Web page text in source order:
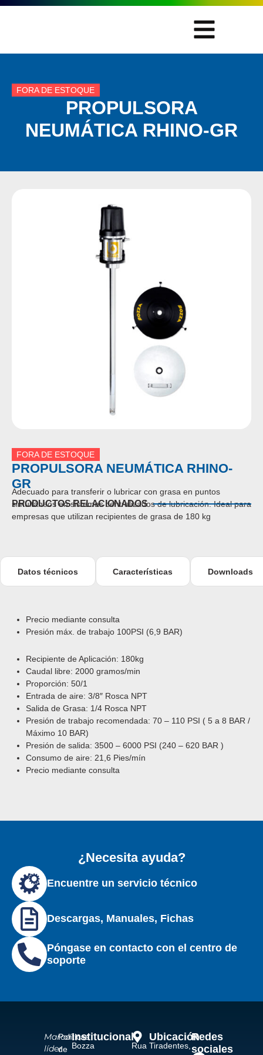
FORA DE ESTOQUE
PROPULSORA
NEUMÁTICA RHINO-GR
FORA DE ESTOQUE
PROPULSORA NEUMÁTICA RHINO-
GR
Adecuado para transferir o lubricar con grasa en puntos
simultáneos en sistemas centralizados de lubricación.Ideal para
empresas que utilizan recipientes de grasa de 180 kg
PRODUCTOS RELACIONADOS
Datos técnicos Características Downloads
Precio mediante consulta
Presión máx. de trabajo 100PSI (6,9 BAR)
Recipiente de Aplicación: 180kg
Caudal libre: 2000 gramos/min
Proporción: 50/1
Entrada de aire: 3/8″ Rosca NPT
Salida de Grasa: 1/4 Rosca NPT
Presión de trabajo recomendada: 70 – 110 PSI ( 5 a 8 BAR /
Máximo 10 BAR)
Presión de salida: 3500 – 6000 PSI (240 – 620 BAR )
Consumo de aire: 21,6 Pies/mín
Precio mediante consulta
¿Necesita ayuda?
Encuentre un servicio técnico
Descargas, Manuales, Fichas
Póngase en contacto con el centro de
soporte
Marca
líder
Políticas
de
Institucional
Bozza
Ubicación
Rua Tiradentes,
Redes
sociales